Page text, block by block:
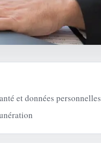
et données personnelles